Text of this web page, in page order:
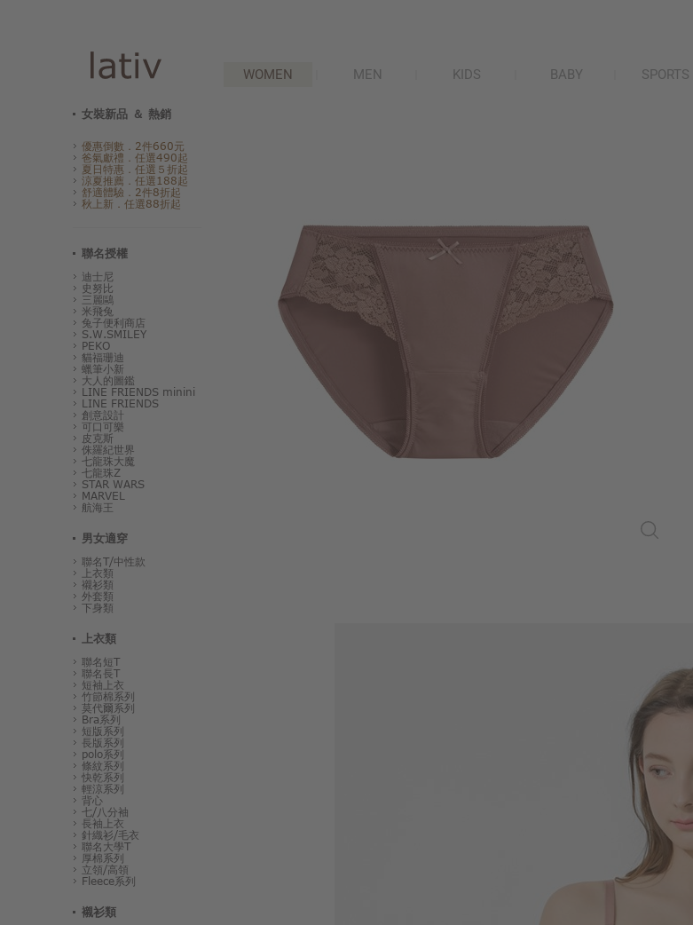
WOMEN MEN KIDS BABY SPORTS
女裝新品 ＆ 熱銷
優惠倒數．2件660元
爸氣獻禮．任選490起
夏日特惠．任選５折起
涼夏推薦．任選188起
舒適體驗．2件8折起
秋上新．任選88折起
聯名授權
迪士尼
史努比
三麗鷗
米飛兔
兔子便利商店
S.W.SMILEY
PEKO
貓福珊迪
蠟筆小新
大人的圖鑑
LINE FRIENDS minini
LINE FRIENDS
創意設計
可口可樂
皮克斯
侏羅紀世界
七龍珠大魔
七龍珠Z
STAR WARS
MARVEL
航海王
男女適穿
聯名T/中性款
上衣類
襯衫類
外套類
下身類
上衣類
聯名短T
聯名長T
短袖上衣
竹節棉系列
莫代爾系列
Bra系列
短版系列
長版系列
polo系列
條紋系列
快乾系列
輕涼系列
背心
七/八分袖
長袖上衣
針織衫/毛衣
聯名大學T
厚棉系列
立領/高領
Fleece系列
襯衫類